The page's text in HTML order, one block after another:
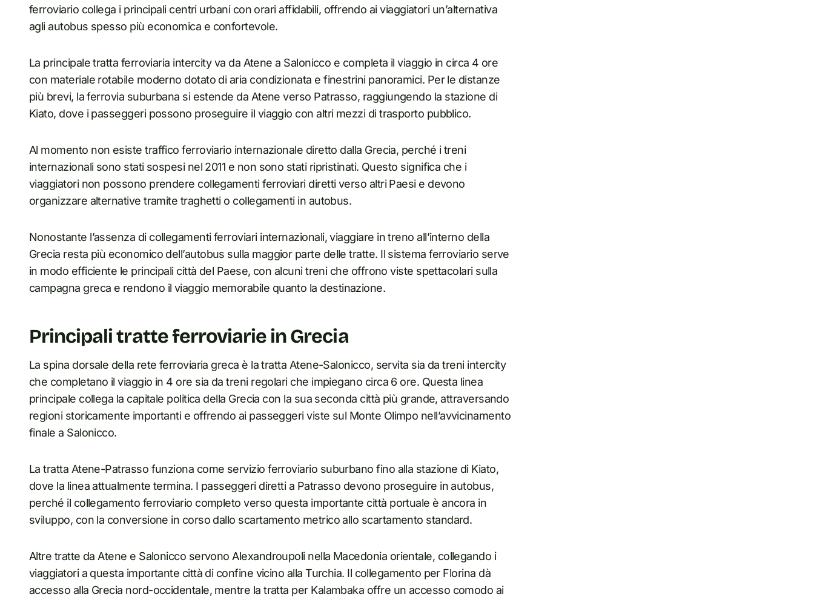
ferroviario collega i principali centri urbani con orari affidabili, offrendo ai viaggiatori un’alternativa
agli autobus spesso più economica e confortevole.
La principale tratta ferroviaria intercity va da Atene a Salonicco e completa il viaggio in circa 4 ore
con materiale rotabile moderno dotato di aria condizionata e finestrini panoramici. Per le distanze
più brevi, la ferrovia suburbana si estende da Atene verso Patrasso, raggiungendo la stazione di
Kiato, dove i passeggeri possono proseguire il viaggio con altri mezzi di trasporto pubblico.
Al momento non esiste traffico ferroviario internazionale diretto dalla Grecia, perché i treni
internazionali sono stati sospesi nel 2011 e non sono stati ripristinati. Questo significa che i
viaggiatori non possono prendere collegamenti ferroviari diretti verso altri Paesi e devono
organizzare alternative tramite traghetti o collegamenti in autobus.
Nonostante l’assenza di collegamenti ferroviari internazionali, viaggiare in treno all’interno della
Grecia resta più economico dell’autobus sulla maggior parte delle tratte. Il sistema ferroviario serve
in modo efficiente le principali città del Paese, con alcuni treni che offrono viste spettacolari sulla
campagna greca e rendono il viaggio memorabile quanto la destinazione.
Principali tratte ferroviarie in Grecia
La spina dorsale della rete ferroviaria greca è la tratta Atene-Salonicco, servita sia da treni intercity
che completano il viaggio in 4 ore sia da treni regolari che impiegano circa 6 ore. Questa linea
principale collega la capitale politica della Grecia con la sua seconda città più grande, attraversando
regioni storicamente importanti e offrendo ai passeggeri viste sul Monte Olimpo nell’avvicinamento
finale a Salonicco.
La tratta Atene-Patrasso funziona come servizio ferroviario suburbano fino alla stazione di Kiato,
dove la linea attualmente termina. I passeggeri diretti a Patrasso devono proseguire in autobus,
perché il collegamento ferroviario completo verso questa importante città portuale è ancora in
sviluppo, con la conversione in corso dallo scartamento metrico allo scartamento standard.
Altre tratte da Atene e Salonicco servono Alexandroupoli nella Macedonia orientale, collegando i
viaggiatori a questa importante città di confine vicino alla Turchia. Il collegamento per Florina dà
accesso alla Grecia nord-occidentale, mentre la tratta per Kalambaka offre un accesso comodo ai